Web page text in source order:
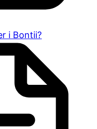
i Bontii?